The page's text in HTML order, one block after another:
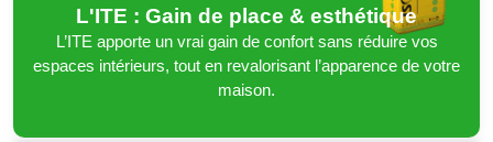
L'ITE : Gain de place & esthétique
L’ITE apporte un vrai gain de confort sans réduire vos
espaces intérieurs, tout en revalorisant l’apparence de votre
maison.